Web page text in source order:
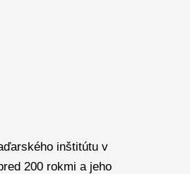
inštitútu v
200 rokmi a jeho